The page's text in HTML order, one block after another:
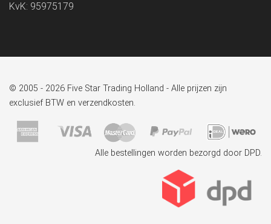
KvK: 95975179
© 2005 - 2026 Five Star Trading Holland - Alle prijzen zijn
exclusief BTW en verzendkosten.
Alle bestellingen worden bezorgd door DPD.